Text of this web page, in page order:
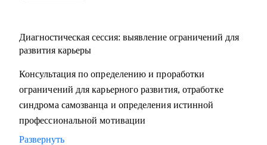
Диагностическая сессия: выявление ограничений для
развития карьеры
Консультация по определению и проработки
ограничений для карьерного развития, отработке
синдрома самозванца и определения истинной
профессиональной мотивации
Развернуть